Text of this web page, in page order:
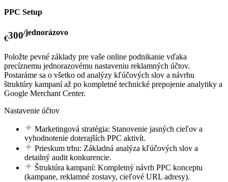
PPC Setup
€300/jednorázovo
Položte pevné základy pre vaše online podnikanie vďaka
precíznemu jednorazovému nastaveniu reklamných účtov.
Postaráme sa o všetko od analýzy kľúčových slov a návrhu
štruktúry kampaní až po kompletné technické prepojenie analytiky a
Google Merchant Center.
Nastavenie účtov
Marketingová stratégia: Stanovenie jasných cieľov a
vyhodnotenie doterajších PPC aktivít.
Prieskum trhu: Základná analýza kľúčových slov a
detailný audit konkurencie.
Štruktúra kampaní: Kompletný návrh PPC konceptu
(kampane, reklamné zostavy, cieľové URL adresy).